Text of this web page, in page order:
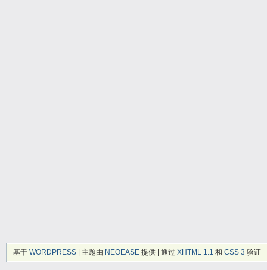
基于 WORDPRESS | 主题由 NEOEASE 提供 | 通过 XHTML 1.1 和 CSS 3 验证